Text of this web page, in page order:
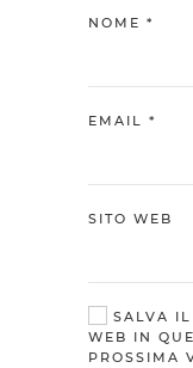
NOME *
EMAIL *
SITO WEB
SALVA
WEB IN
PROSSIMA